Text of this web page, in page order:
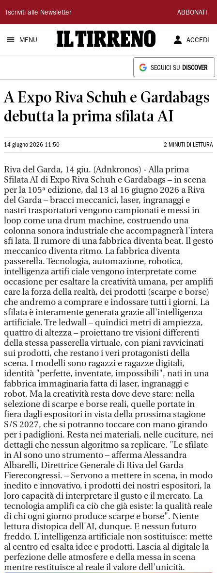
Il
Tirreno
Iscriviti alle Newsletter ABBONATI
MENU ACCEDI
SEGUICI SU DISCOVER
A Expo Riva Schuh e Gardabags
debutta la prima sfilata AI
14 giugno 2026 11:50 2 MINUTI DI LETTURA
Riva del Garda, 14 giu. (Adnkronos) - Alla prima
Sfilata AI di Expo Riva Schuh e Gardabags – in scena
per la 105ª edizione, dal 13 al 16 giugno 2026 a Riva
del Garda – bracci meccanici, laser, ingranaggi e
nastri trasportatori vengono campionati e messi in
loop come una drum machine, costruendo una
colonna sonora industriale che accompagnerà l'intera
sfi lata. Il rumore di una fabbrica diventa beat. Il gesto
meccanico diventa ritmo. La fabbrica diventa
passerella. Tecnologia, automazione, robotica,
intelligenza artifi ciale vengono interpretate come
occasione per esaltare la creatività umana, per amplifi
care la forza della realtà, dei prodotti (scarpe e borse)
che andremo a comprare e indossare tutti i giorni. La
sfilata è interamente generata grazie all'intelligenza
artificiale. Tre ledwall – quindici metri di ampiezza,
quattro di altezza – proiettano tre visioni differenti
della stessa passerella virtuale, con piani ravvicinati
sui prodotti, che restano i veri protagonisti della
scena. I modelli sono ragazzi e ragazze digitali,
identità "perfette, inventate, impossibili", nati in una
fabbrica immaginaria fatta di laser, ingranaggi e
robot. Ma la creatività resta dove deve stare: nella
selezione di scarpe e borse reali, quelle portate in
fiera dagli espositori in vista della prossima stagione
S/S 2027, che si potranno toccare con mano girando
per i padiglioni. Resta nei materiali, nelle cuciture, nei
dettagli che nessun algoritmo sa replicare. "Le sfilate
in AI sono uno strumento – afferma Alessandra
Albarelli, Direttrice Generale di Riva del Garda
Fierecongressi. – Servono a mettere in scena, in modo
inedito e innovativo, i prodotti dei nostri espositori, la
loro capacità di interpretare il gusto e il mercato. La
tecnologia amplifi ca ciò che già esiste: la qualità reale
di chi ogni giorno produce scarpe e borse". Niente
lettura distopica dell'AI, dunque. E nessun futuro
freddo. L'intelligenza artificiale non sostituisce: mette
al centro ed esalta idee e prodotti. Lascia al digitale la
perfezione delle atmosfere e della messa in scena
mentre restituisce al reale il valore dell'unicità.